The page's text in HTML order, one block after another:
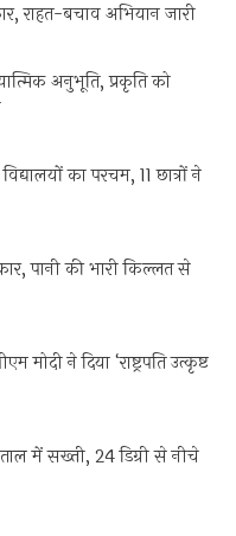
राहत-बचाव अभियान जारी
अनुभूति, प्रकृति को
का परचम, 11 छात्रों ने
पानी की भारी किल्लत से
मोदी ने दिया ‘राष्ट्रपति उत्कृष्ट
में सख्ती, 24 डिग्री से नीचे